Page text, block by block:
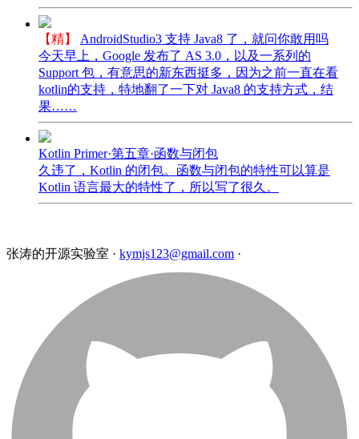
【精】
AndroidStudio3 支持 Java8 了，就问你敢用吗
今天早上，Google 发布了 AS 3.0，以及一系列的
Support 包，有意思的新东西挺多，因为之前一直在看
kotlin的支持，特地翻了一下对 Java8 的支持方式，结
果……
Kotlin Primer·第五章·函数与闭包
久违了，Kotlin 的闭包。函数与闭包的特性可以算是
Kotlin 语言最大的特性了，所以写了很久。
张涛的开源实验室 · kymjs123@gmail.com ·